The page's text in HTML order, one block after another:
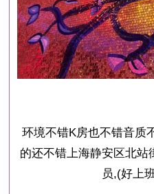
环境不错K房也不错音质
的还不错上海静安区北站
员,(好上